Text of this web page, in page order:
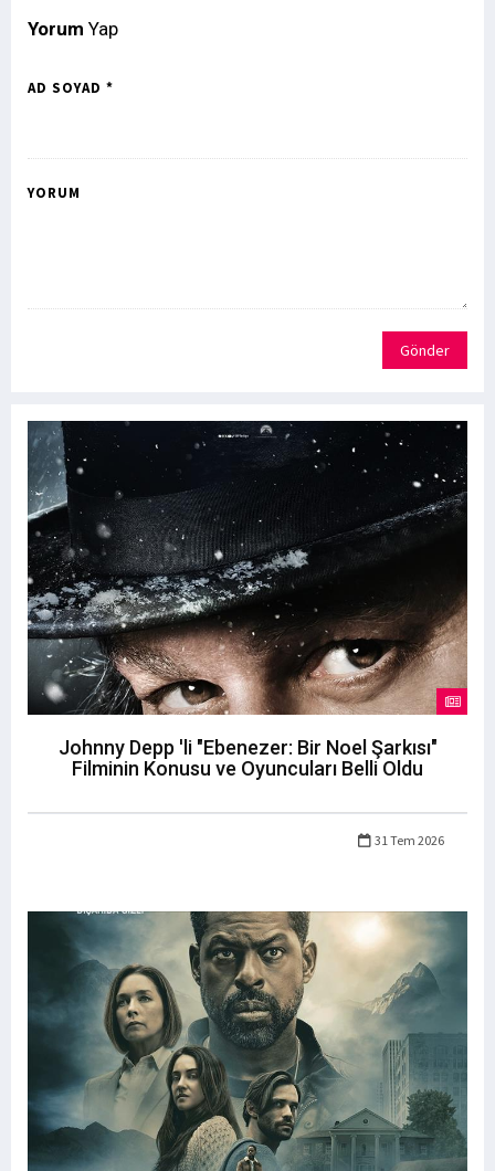
Yorum Yap
AD SOYAD *
YORUM
Gönder
Johnny Depp 'li "Ebenezer: Bir Noel Şarkısı"
Filminin Konusu ve Oyuncuları Belli Oldu
31 Tem 2026